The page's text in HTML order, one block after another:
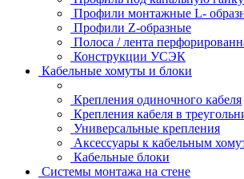
Профили монтажные L-
Профили Z-образные
Полоса / лента
Конструкции УСЭК
Кабельные хомуты и блоки
Крепления одиночного кабеля
Крепления кабеля в
Универсальные крепления
Аксессуары к кабельным
Кабельные блоки
Системы монтажа на стене